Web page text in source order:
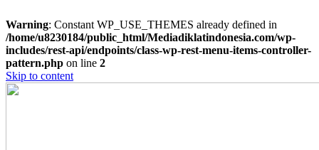
Warning: Constant WP_USE_THEMES already defined in
/home/u8230184/public_html/Mediadiklatindonesia.com/wp-
includes/rest-api/endpoints/class-wp-rest-menu-items-controller-
pattern.php on line 2
Skip to content